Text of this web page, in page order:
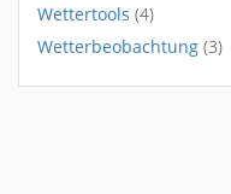
Wettertools (4)
Wetterbeobachtung (3)